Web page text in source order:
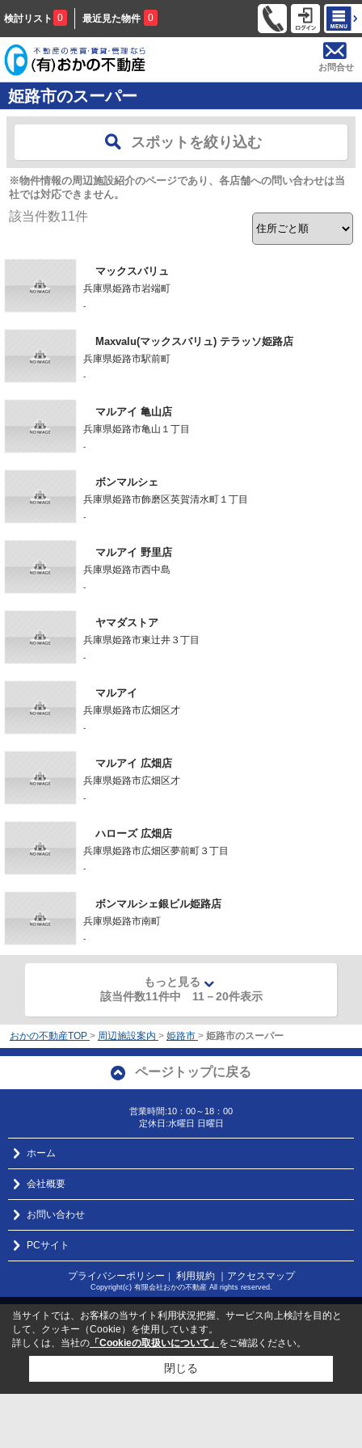
検討リスト 0 最近見た物件 0
お問合せ
姫路市のスーパー
スポットを絞り込む
※物件情報の周辺施設紹介のページであり、各店舗への問い合わせは当
社では対応できません。
該当件数11件
マックスバリュ
兵庫県姫路市岩端町
-
Maxvalu(マックスバリュ) テラッソ姫路店
兵庫県姫路市駅前町
-
マルアイ 亀山店
兵庫県姫路市亀山１丁目
-
ボンマルシェ
兵庫県姫路市飾磨区英賀清水町１丁目
-
マルアイ 野里店
兵庫県姫路市西中島
-
ヤマダストア
兵庫県姫路市東辻井３丁目
-
マルアイ
兵庫県姫路市広畑区才
-
マルアイ 広畑店
兵庫県姫路市広畑区才
-
ハローズ 広畑店
兵庫県姫路市広畑区夢前町３丁目
-
ボンマルシェ銀ビル姫路店
兵庫県姫路市南町
-
もっと見る
該当件数11件中 11 －20件表示
おかの不動産TOP > 周辺施設案内 > 姫路市 > 姫路市のスーパー
ページトップに戻る
営業時間:10：00～18：00
定休日:水曜日 日曜日
ホーム
会社概要
お問い合わせ
PCサイト
プライバシーポリシー ｜ 利用規約 ｜アクセスマップ
Copyright(c) 有限会社おかの不動産 All rights reserved.
当サイトでは、お客様の当サイト利用状況把握、サービス向上検討を目的と
して、クッキー（Cookie）を使用しています。
詳しくは、当社の 「Cookieの取扱いについて」 をご確認ください。
閉じる